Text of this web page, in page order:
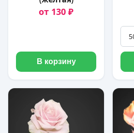
от 130 ₽
В корзину